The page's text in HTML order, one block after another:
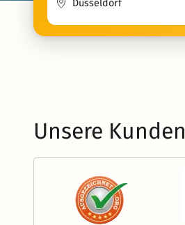
Unsere Kunden